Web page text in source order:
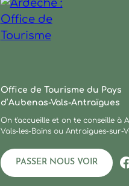
Office de Tourisme du Pays
d’Aubenas-Vals-Antraïgues
On t'accueille et on te conseille à
Vals-les-Bains ou Antraigues-sur-
PASSER NOUS VOIR